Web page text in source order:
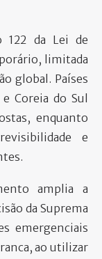
122 da Lei de
limitada
global. Países
Coreia do Sul
enquanto
e
amplia a
da Suprema
emergenciais
ao utilizar